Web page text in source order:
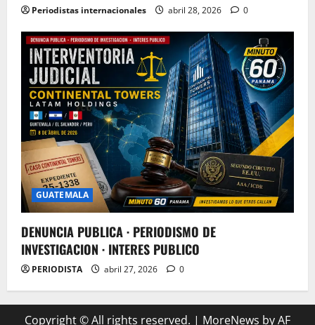
Periodistas internacionales abril 28, 2026 0
GUATEMALA
DENUNCIA PUBLICA · PERIODISMO DE
INVESTIGACION · INTERES PUBLICO
PERIODISTA abril 27, 2026 0
Copyright © All rights reserved. | MoreNews by AF